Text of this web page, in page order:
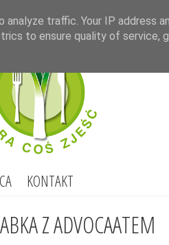
KONTAKT
Z ADVOCAATEM
traffic. Your IP address
to ensure quality of service,